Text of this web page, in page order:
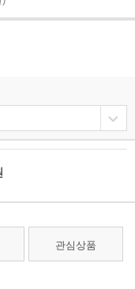
관심상품